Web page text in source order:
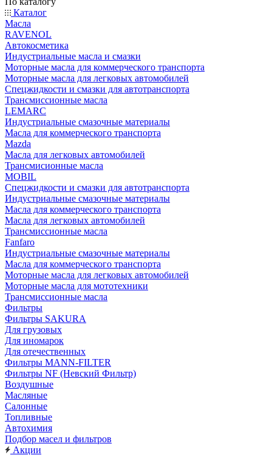
Каталог
Масла
RAVENOL
Автокосметика
Индустриальные масла и смазки
Моторные масла для коммерческого транспорта
Моторные масла для легковых автомобилей
Спецжидкости и смазки для автотранспорта
Трансмиссионные масла
LEMARC
Индустриальные смазочные материалы
Масла для коммерческого транспорта
Mazda
Масла для легковых автомобилей
Трансмисионные масла
MOBIL
Cпецжидкости и смазки для автотранспорта
Индустриальные смазочные материалы
Масла для коммерческого транспорта
Масла для легковых автомобилей
Трансмиссионные масла
Fanfaro
Индустриальные смазочные материалы
Масла для коммерческого транспорта
Моторные масла для легковых автомобилей
Моторные масла для мототехники
Трансмиссионные масла
Фильтры
Фильтры SAKURA
Для грузовых
Для иномарок
Для отечественных
Фильтры MANN-FILTER
Фильтры NF (Невский Фильтр)
Воздушные
Масляные
Салонные
Топливные
Автохимия
Подбор масел и фильтров
Акции